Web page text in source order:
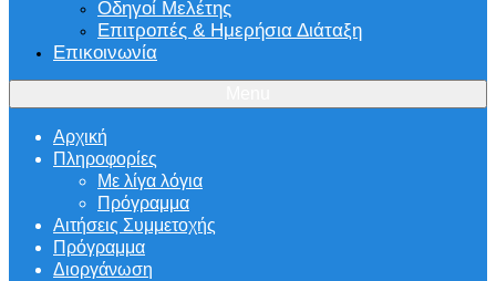
Οδηγοί Μελέτης
Επιτροπές & Ημερήσια Διάταξη
Επικοινωνία
Αρχική
Πληροφορίες
Με λίγα λόγια
Πρόγραμμα
Αιτήσεις Συμμετοχής
Πρόγραμμα
Διοργάνωση